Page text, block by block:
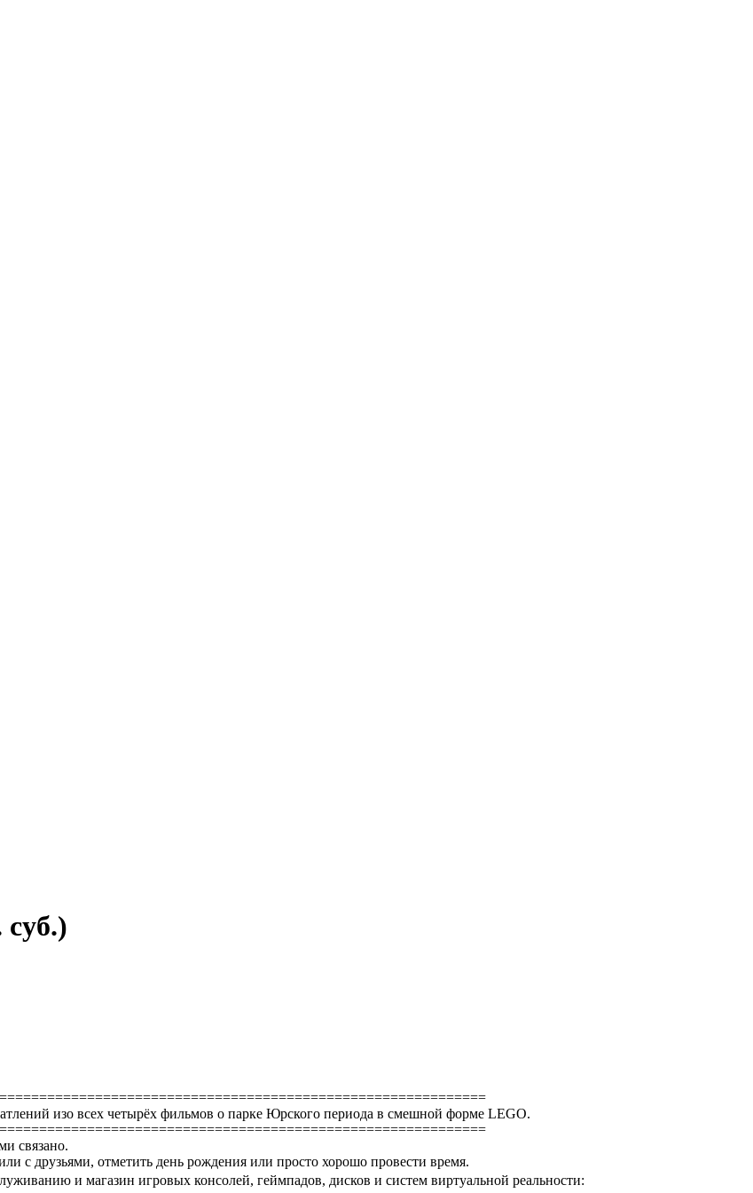
изо всех четырёх фильмов о парке Юрского периода в смешной форме LEGO.
связано.
с друзьями, отметить день рождения или просто хорошо провести время.
и магазин игровых консолей, геймпадов, дисков и систем виртуальной реальности: